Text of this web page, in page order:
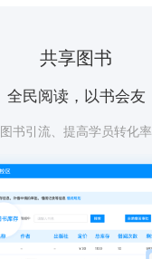
共享图书
全民阅读，以书会友
图书引流、提高学员转化率